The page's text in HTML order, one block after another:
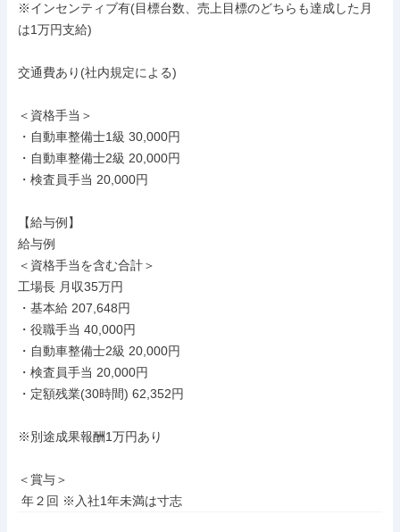
※インセンティブ有(目標台数、売上目標のどちらも達成した月
は1万円支給)
交通費あり(社内規定による)
＜資格手当＞
・自動車整備士1級 30,000円
・自動車整備士2級 20,000円
・検査員手当 20,000円
【給与例】
給与例
＜資格手当を含む合計＞
工場長 月収35万円
・基本給 207,648円
・役職手当 40,000円
・自動車整備士2級 20,000円
・検査員手当 20,000円
・定額残業(30時間) 62,352円
※別途成果報酬1万円あり
＜賞与＞
年２回 ※入社1年未満は寸志